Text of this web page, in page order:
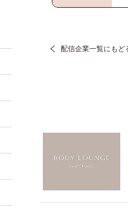
配信企業一覧にもど